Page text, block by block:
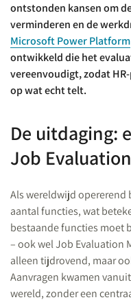
ontstonden kansen om
verminderen en de
Microsoft Power Platform
ontwikkeld die het
vereenvoudigt, zodat
op wat echt telt.
De uitdaging:
Job
Als wereldwijd
aantal functies, wat
bestaande functies moet
– ook wel Job Evaluation
alleen tijdrovend, maar
Aanvragen kwamen
wereld, zonder een